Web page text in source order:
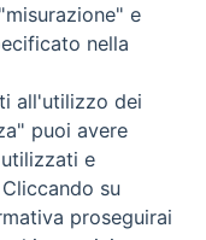
e
nella
all'utilizzo dei
puoi avere
e
su
proseguirai